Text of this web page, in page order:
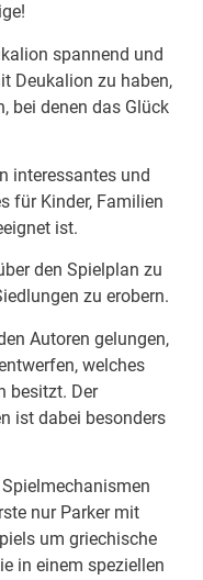
spannend und
Deukalion zu haben,
bei denen das Glück
interessantes und
für Kinder, Familien
ist.
den Spielplan zu
zu erobern.
Autoren gelungen,
welches
besitzt. Der
ist dabei besonders
nur Parker mit
um griechische
in einem speziellen